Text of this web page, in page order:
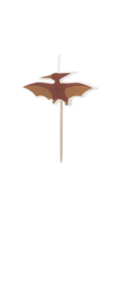
ROZLUČKA
SVATBA